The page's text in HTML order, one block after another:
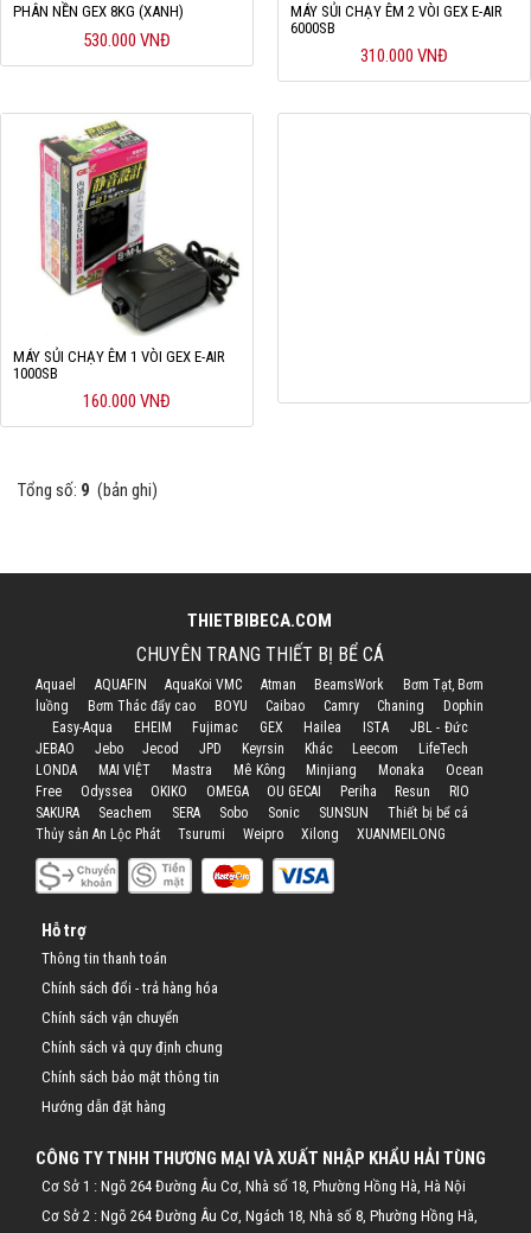
PHÂN NỀN GEX 8KG (XANH)
530.000 VNĐ
MÁY SỦI CHẠY ÊM 2 VÒI GEX E-AIR
6000SB
310.000 VNĐ
MÁY SỦI CHẠY ÊM 1 VÒI GEX E-AIR
1000SB
160.000 VNĐ
Tổng số: 9 (bản ghi)
THIETBIBECA.COM
CHUYÊN TRANG THIẾT BỊ BỂ CÁ
Aquael AQUAFIN AquaKoi VMC Atman BeamsWork
Bơm Tạt, Bơm
luồng
Bơm Thác đẩy cao BOYU Caibao Camry Chaning
Dophin
Easy-Aqua
EHEIM Fujimac GEX Hailea ISTA
JBL - Đức
JEBAO
Jebo Jecod JPD Keyrsin Khác Leecom
LifeTech
LONDA
MAI VIỆT Mastra Mê Kông Minjiang Monaka
Ocean
Free
Odyssea OKIKO OMEGA OU GECAI Periha Resun
RIO
SAKURA
Seachem SERA Sobo Sonic SUNSUN
Thiết bị bể cá
Thủy sản An Lộc Phát
Tsurumi Weipro Xilong XUANMEILONG
Hỗ trợ
Thông tin thanh toán
Chính sách đổi - trả hàng hóa
Chính sách vận chuyển
Chính sách và quy định chung
Chính sách bảo mật thông tin
Hướng dẫn đặt hàng
CÔNG TY TNHH THƯƠNG MẠI VÀ XUẤT NHẬP KHẨU HẢI TÙNG
Cơ Sở 1 : Ngõ 264 Đường Âu Cơ, Nhà số 18, Phường Hồng Hà, Hà Nội
Cơ Sở 2 : Ngõ 264 Đường Âu Cơ, Ngách 18, Nhà số 8, Phường Hồng Hà,